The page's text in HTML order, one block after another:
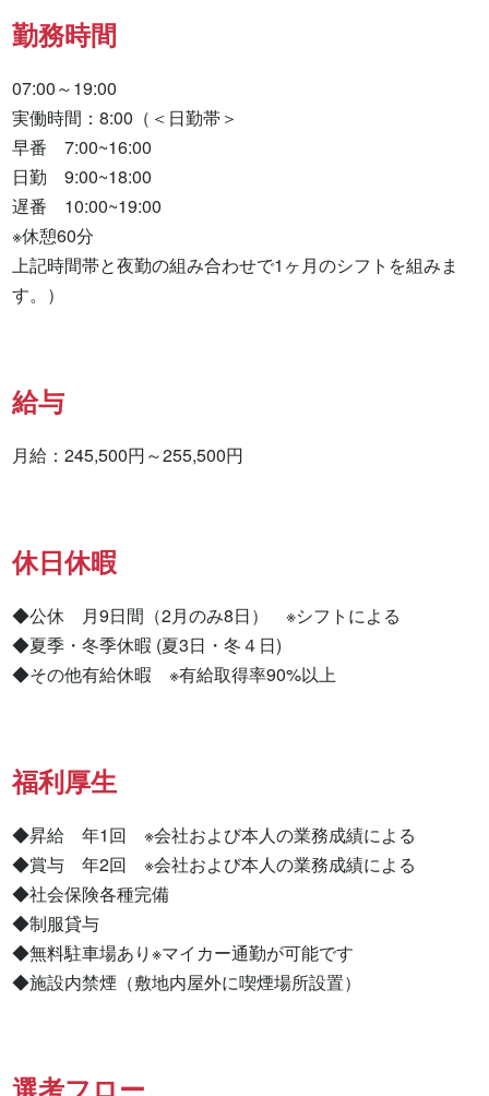
勤務時間
07:00～19:00
実働時間：8:00（＜日勤帯＞
早番　7:00~16:00
日勤　9:00~18:00
遅番　10:00~19:00
※休憩60分
上記時間帯と夜勤の組み合わせで1ヶ月のシフトを組みま
す。）
給与
月給：245,500円～255,500円
休日休暇
◆公休　月9日間（2月のみ8日）　※シフトによる
◆夏季・冬季休暇 (夏3日・冬４日)
◆その他有給休暇　※有給取得率90%以上
福利厚生
◆昇給　年1回　※会社および本人の業務成績による
◆賞与　年2回　※会社および本人の業務成績による
◆社会保険各種完備
◆制服貸与
◆無料駐車場あり※マイカー通勤が可能です
◆施設内禁煙（敷地内屋外に喫煙場所設置）
選考フロー